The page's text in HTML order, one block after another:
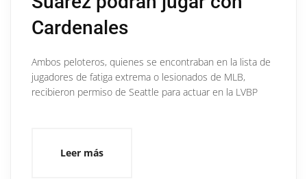
Cardenales
Ambos peloteros, quienes se encontraban en la lista de
jugadores de fatiga extrema o lesionados de MLB,
recibieron permiso de Seattle para actuar en la LVBP
Leer más